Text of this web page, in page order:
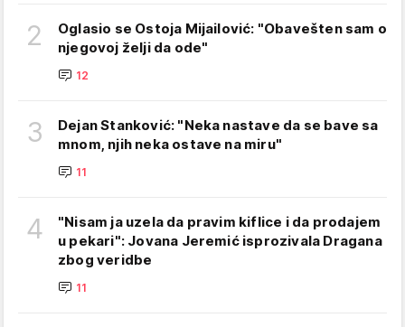
2
Oglasio se Ostoja Mijailović: "Obavešten sam o
njegovoj želji da ode"
12
3
Dejan Stanković: "Neka nastave da se bave sa
mnom, njih neka ostave na miru"
11
4
"Nisam ja uzela da pravim kiflice i da prodajem
u pekari": Jovana Jeremić isprozivala Dragana
zbog veridbe
11